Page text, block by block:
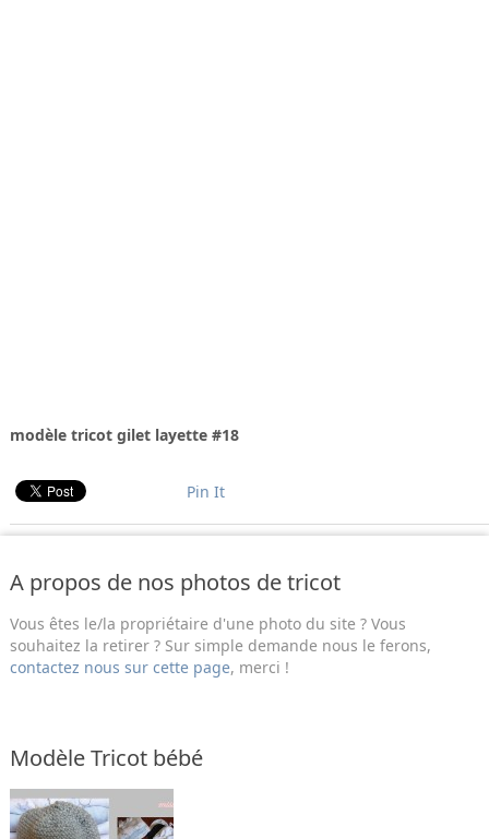
modèle tricot gilet layette #18
Pin It
A propos de nos photos de tricot
Vous êtes le/la propriétaire d'une photo du site ? Vous
souhaitez la retirer ? Sur simple demande nous le ferons,
contactez nous sur cette page, merci !
Modèle Tricot bébé